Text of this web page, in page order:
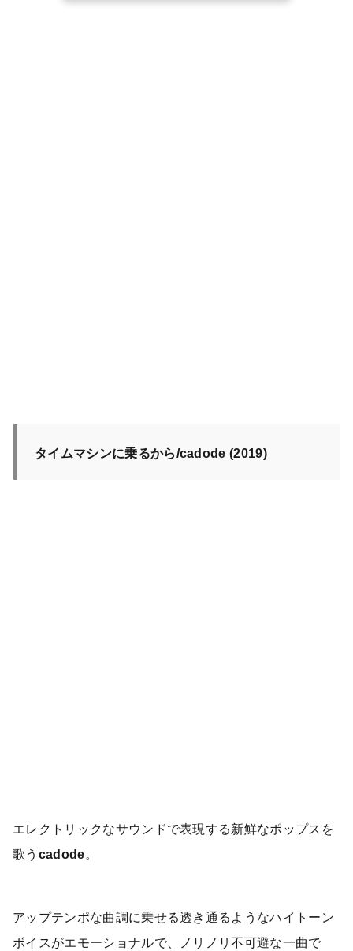
タイムマシンに乗るから/cadode (2019)
エレクトリックなサウンドで表現する新鮮なポップスを
歌う cadode。
アップテンポな曲調に乗せる透き通るようなハイトーン
ボイスがエモーショナルで、ノリノリ不可避な一曲で